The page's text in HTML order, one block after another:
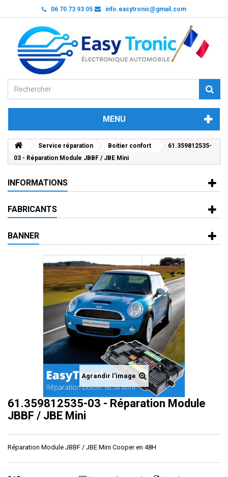
06 70 73 93 05 info.easytronic@gmail.com
MENU
Service réparation Boitier confort
61.359812535-
03 - Réparation Module JBBF / JBE Mini
INFORMATIONS
FABRICANTS
BANNER
Agrandir l'image
61.359812535-03 - Réparation Module
JBBF / JBE Mini
Réparation Module JBBF / JBE Mini Cooper en 48H